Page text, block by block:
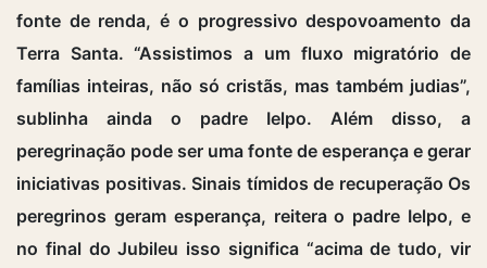
fonte de renda, é o progressivo despovoamento da
Terra Santa. “Assistimos a um fluxo migratório de
famílias inteiras, não só cristãs, mas também judias”,
sublinha ainda o padre Ielpo. Além disso, a
peregrinação pode ser uma fonte de esperança e gerar
iniciativas positivas. Sinais tímidos de recuperação Os
peregrinos geram esperança, reitera o padre Ielpo, e
no final do Jubileu isso significa “acima de tudo, vir